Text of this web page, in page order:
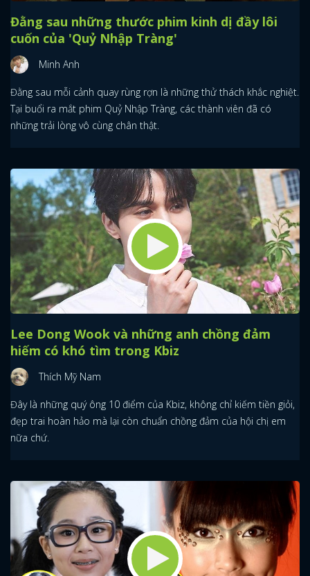
Đằng sau những thước phim kinh dị đầy lôi
cuốn của 'Quỷ Nhập Tràng'
Minh Anh
Đằng sau mỗi cảnh quay rùng rợn là những thử thách khắc nghiệt.
Tại buổi ra mắt phim Quỷ Nhập Tràng, các thành viên đã có
những trải lòng vô cùng chân thật.
Lee Dong Wook và những anh chồng đảm
hiếm có khó tìm trong Kbiz
Thích Mỹ Nam
Đây là những quý ông 10 điểm của Kbiz, không chỉ kiếm tiền giỏi,
đẹp trai hoàn hảo mà lại còn chuẩn chồng đảm của hội chị em
nữa chứ.